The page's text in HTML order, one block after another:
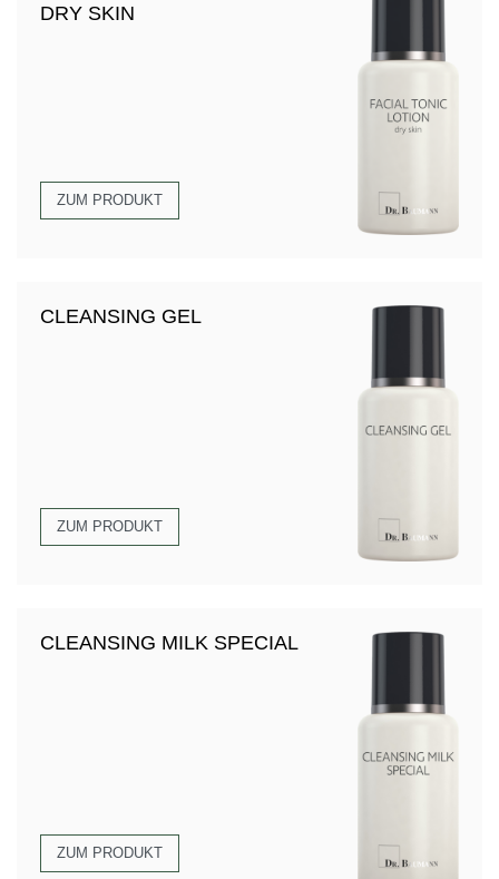
DRY SKIN
ZUM PRODUKT
CLEANSING GEL
ZUM PRODUKT
CLEANSING MILK SPECIAL
ZUM PRODUKT